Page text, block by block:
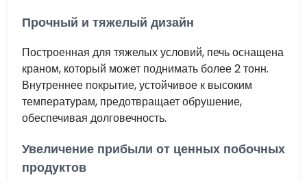
Прочный и тяжелый дизайн
Построенная для тяжелых условий, печь оснащена
краном, который может поднимать более 2 тонн.
Внутреннее покрытие, устойчивое к высоким
температурам, предотвращает обрушение,
обеспечивая долговечность.
Увеличение прибыли от ценных побочных
продуктов